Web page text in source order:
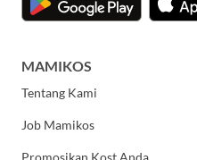
MAMIKOS
Tentang Kami
Job Mamikos
Promosikan Kost Anda